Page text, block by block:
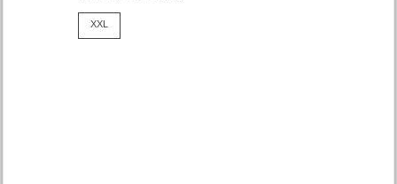
XXL